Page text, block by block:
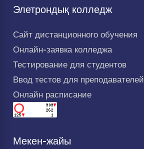
Элетрондық колледж
Сайт дистанционного обучения
Онлайн-заявка колледжа
Тестирование для студентов
Ввод тестов для преподавателей
Онлайн расписание
Мекен-жайы